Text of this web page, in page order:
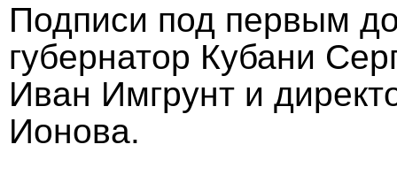
Подписи под первым
губернатор Кубани
Иван Имгрунт и
Ионова.